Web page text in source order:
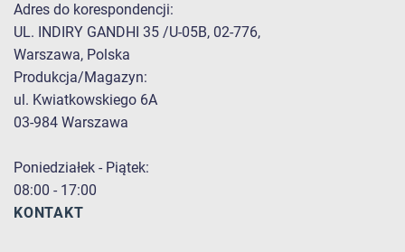
Adres do korespondencji:
UL. INDIRY GANDHI 35 /U-05B, 02-776,
Warszawa, Polska
Produkcja/Magazyn:
ul. Kwiatkowskiego 6A
03-984 Warszawa
Poniedziałek - Piątek:
08:00 - 17:00
KONTAKT